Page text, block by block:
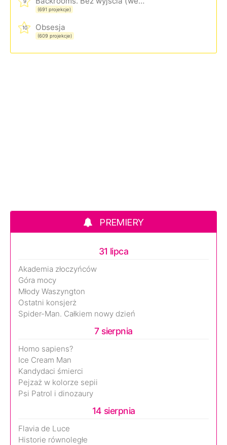
(691 projekcje)
10 Obsesja
(609 projekcje)
PREMIERY
31 lipca
Akademia złoczyńców
Góra mocy
Młody Waszyngton
Ostatni konsjerż
Spider-Man. Całkiem nowy dzień
7 sierpnia
Homo sapiens?
Ice Cream Man
Kandydaci śmierci
Pejzaż w kolorze sepii
Psi Patrol i dinozaury
14 sierpnia
Flavia de Luce
Historie równoległe